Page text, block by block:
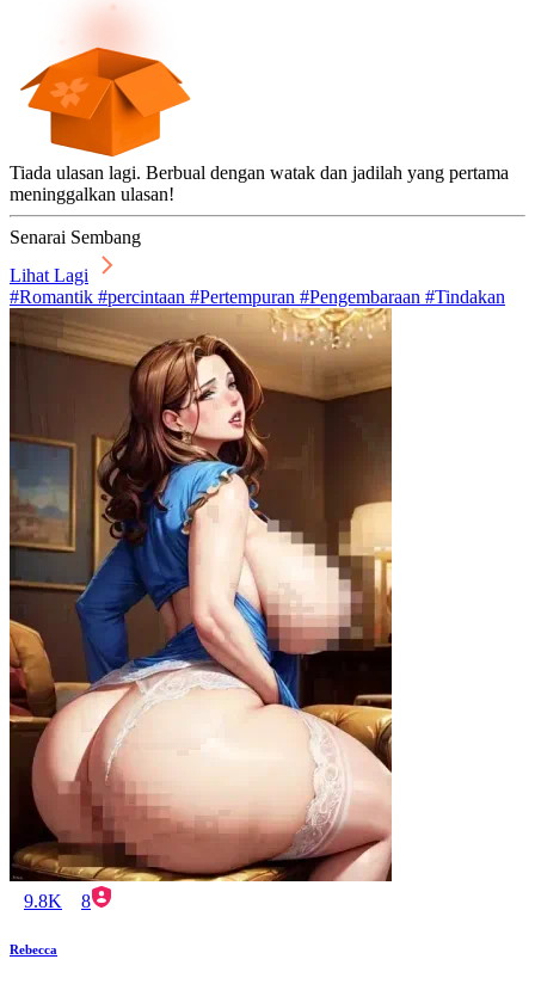
Tiada ulasan lagi. Berbual dengan watak dan jadilah yang pertama
meninggalkan ulasan!
Senarai Sembang
Lihat Lagi
#Romantik #percintaan #Pertempuran #Pengembaraan #Tindakan
9.8K 8
Rebecca